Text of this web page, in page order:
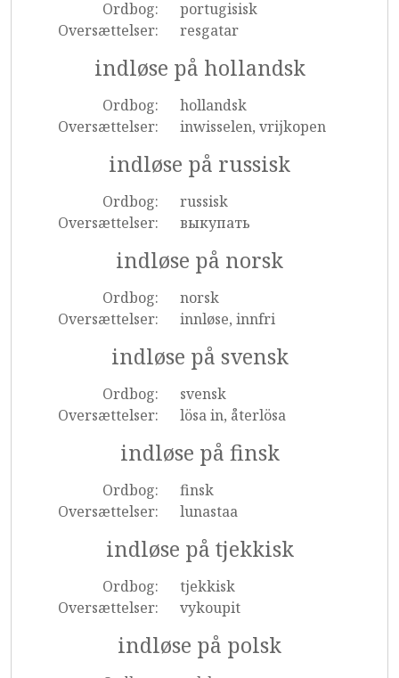
Ordbog:
portugisisk
Oversættelser:
resgatar
indløse på hollandsk
Ordbog:
hollandsk
Oversættelser:
inwisselen, vrijkopen
indløse på russisk
Ordbog:
russisk
Oversættelser:
выкупать
indløse på norsk
Ordbog:
norsk
Oversættelser:
innløse, innfri
indløse på svensk
Ordbog:
svensk
Oversættelser:
lösa in, återlösa
indløse på finsk
Ordbog:
finsk
Oversættelser:
lunastaa
indløse på tjekkisk
Ordbog:
tjekkisk
Oversættelser:
vykoupit
indløse på polsk